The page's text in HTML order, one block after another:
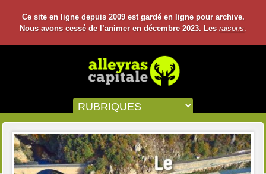
Ce site en ligne depuis 2009 est gardé en ligne pour archive.
Nous avons cessé de l’animer en décembre 2023. Les raisons.